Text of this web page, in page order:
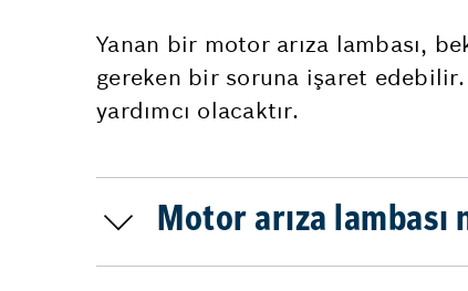
Yanan bir motor arıza lambası,
gereken bir soruna işaret edebilir.
yardımcı olacaktır.
Motor arıza lambası